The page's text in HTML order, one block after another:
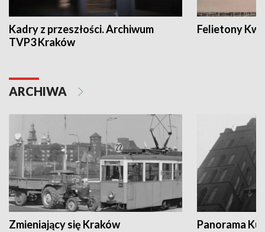
Kadry z przeszłości. Archiwum
TVP3 Kraków
Felietony
ARCHIWA
Zmieniający się Kraków Panorama